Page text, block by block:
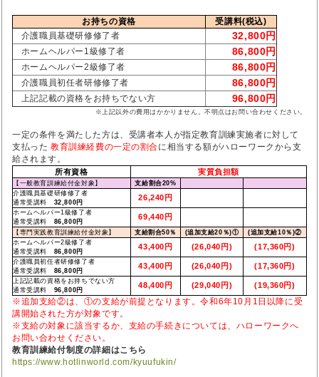
お持ちの資格
受講料(税込)
介護職員基礎研修修了者
32,800円
ホームヘルパー1級修了者 86,800円
ホームヘルパー2級修了者 86,800円
介護職員初任者研修修了者 86,800円
上記記載の資格をお持ちでない方 96,800円
※上記以外の費用はかかりません。不明点はお問い合わせください。
一定の条件を満たした方は、受講者本人が指定教育訓練実施者に対して
支払った 教育訓練経費の一定の割合に相当する額がハローワークから支
給されます。
所有資格 実質負担額
【一般教育訓練給付金対象】 支給割合20%
介護職員基礎研修修了者
通常受講料 32,800円
26,240円
ホームヘルパー1級修了者
通常受講料 86,800円
69,440円
【専門実践教育訓練給付金対象】 支給割合50％ (追加支給20％)① (追加支給10％)②
ホームヘルパー2級修了者
通常受講料 86,800円
43,400円 (26,040円) (17,360円)
介護職員初任者研修修了者
通常受講料 86,800円
43,400円 (26,040円) (17,360円)
上記記載の資格をお持ちでない方
通常受講料 96,800円
48,400円 (29,040円) (19,360円)
※追加支給②は、①の支給が前提となります。令和6年10月1日以降に受
講開始された方が対象です。
※支給の対象に該当するか、支給の手続きについては、ハローワークへ
お問い合わせください。
教育訓練給付制度の詳細はこちら
https://www.hotlinworld.com/kyuufukin/